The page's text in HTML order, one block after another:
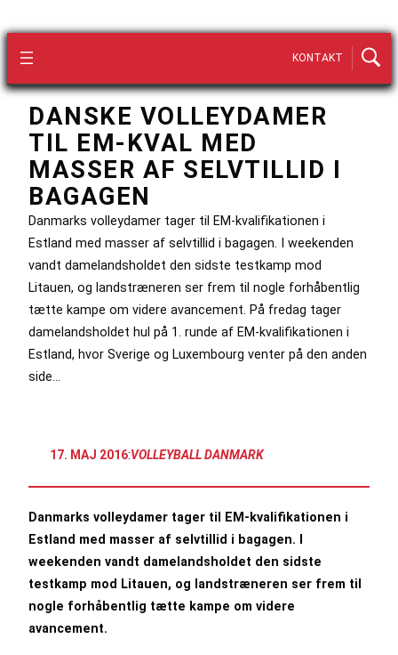
KONTAKT
DANSKE VOLLEYDAMER
TIL EM-KVAL MED
MASSER AF SELVTILLID I
BAGAGEN
Danmarks volleydamer tager til EM-kvalifikationen i
Estland med masser af selvtillid i bagagen. I weekenden
vandt damelandsholdet den sidste testkamp mod
Litauen, og landstræneren ser frem til nogle forhåbentlig
tætte kampe om videre avancement. På fredag tager
damelandsholdet hul på 1. runde af EM-kvalifikationen i
Estland, hvor Sverige og Luxembourg venter på den anden
side…
17. MAJ 2016:VOLLEYBALL DANMARK
Danmarks volleydamer tager til EM-kvalifikationen i
Estland med masser af selvtillid i bagagen. I
weekenden vandt damelandsholdet den sidste
testkamp mod Litauen, og landstræneren ser frem til
nogle forhåbentlig tætte kampe om videre
avancement.